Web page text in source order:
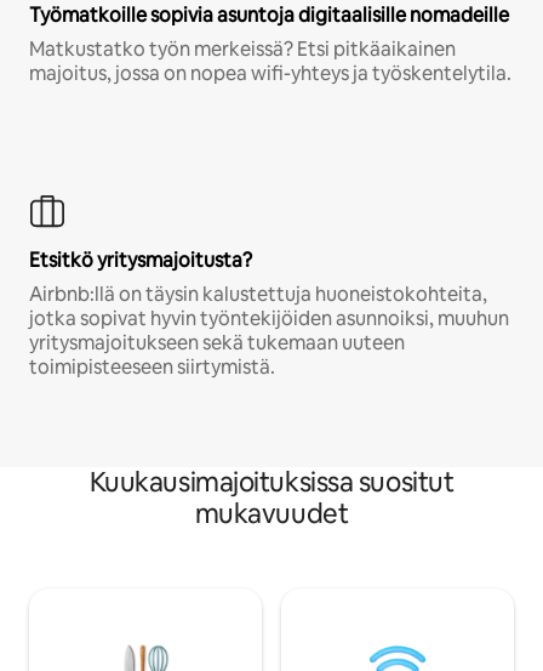
Työmatkoille sopivia asuntoja digitaalisille nomadeille
Matkustatko työn merkeissä? Etsi pitkäaikainen
majoitus, jossa on nopea wifi-yhteys ja työskentelytila.
Etsitkö yritysmajoitusta?
Airbnb:llä on täysin kalustettuja huoneistokohteita,
jotka sopivat hyvin työntekijöiden asunnoiksi, muuhun
yritysmajoitukseen sekä tukemaan uuteen
toimipisteeseen siirtymistä.
Kuukausimajoituksissa suositut
mukavuudet